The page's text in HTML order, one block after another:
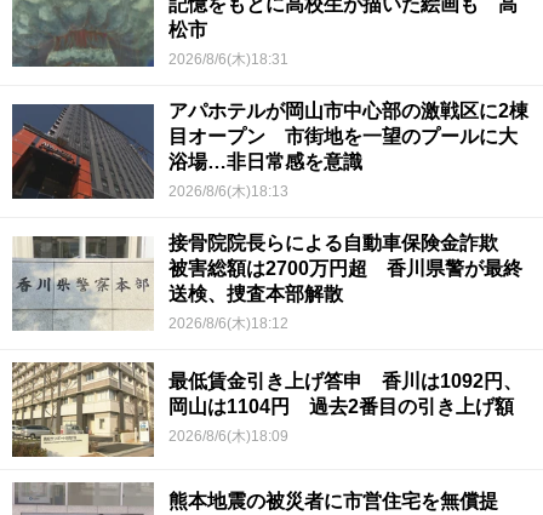
松市
2026/8/6(木)18:31
アパホテルが岡山市中心部の激戦区に2棟
目オープン 市街地を一望のプールに大
浴場…非日常感を意識
2026/8/6(木)18:13
接骨院院長らによる自動車保険金詐欺
被害総額は2700万円超 香川県警が最終
送検、捜査本部解散
2026/8/6(木)18:12
最低賃金引き上げ答申 香川は1092円、
岡山は1104円 過去2番目の引き上げ額
2026/8/6(木)18:09
熊本地震の被災者に市営住宅を無償提